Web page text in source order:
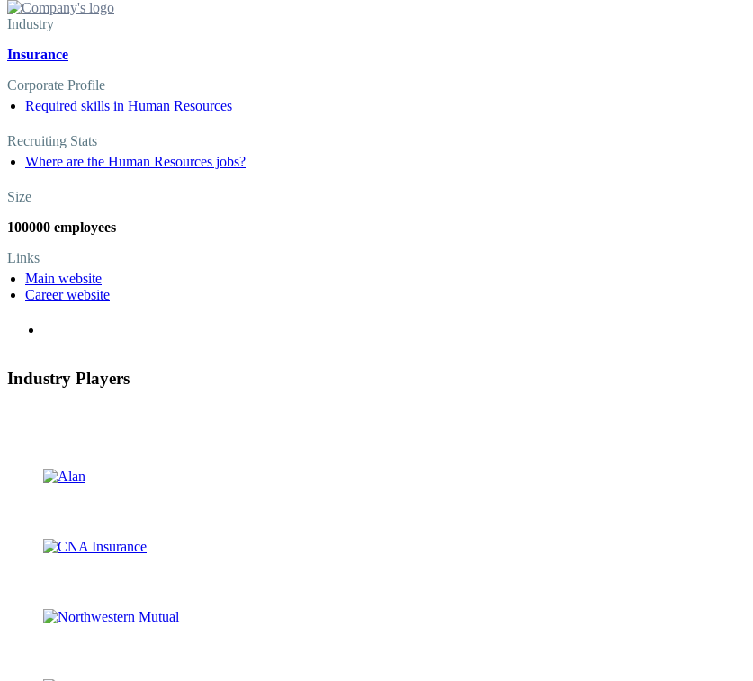
Industry
Insurance
Corporate Profile
Required skills in Human Resources
Recruiting Stats
Where are the Human Resources jobs?
Size
100000 employees
Links
Main website
Career website
Industry Players